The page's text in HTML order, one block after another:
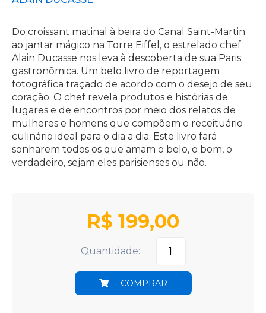
Do croissant matinal à beira do Canal Saint-Martin
ao jantar mágico na Torre Eiffel, o estrelado chef
Alain Ducasse nos leva à descoberta de sua Paris
gastronômica. Um belo livro de reportagem
fotográfica traçado de acordo com o desejo de seu
coração. O chef revela produtos e histórias de
lugares e de encontros por meio dos relatos de
mulheres e homens que compõem o receituário
culinário ideal para o dia a dia. Este livro fará
sonharem todos os que amam o belo, o bom, o
verdadeiro, sejam eles parisienses ou não.
R$ 199,00
Quantidade:
COMPRAR